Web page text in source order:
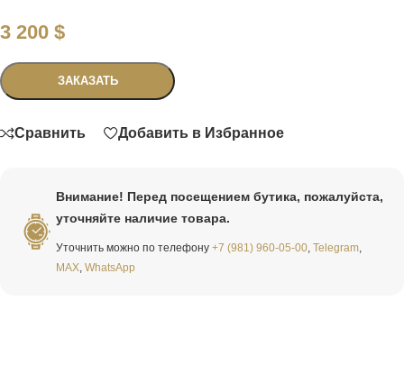
3 200 $
ЗАКАЗАТЬ
Сравнить Добавить в Избранное
Внимание! Перед посещением бутика, пожалуйста,
уточняйте наличие товара.
Уточнить можно по телефону +7 (981) 960-05-00 Telegram
MAX WhatsApp